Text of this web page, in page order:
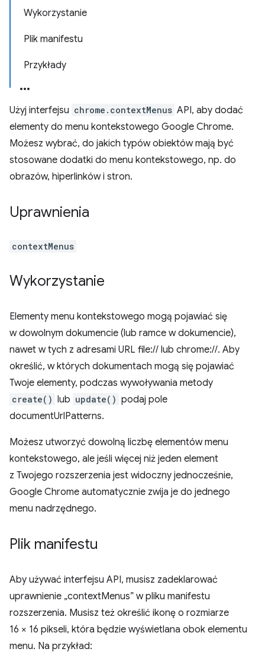
Wykorzystanie
Plik manifestu
Przykłady
Użyj interfejsu chrome.contextMenus API, aby dodać
elementy do menu kontekstowego Google Chrome.
Możesz wybrać, do jakich typów obiektów mają być
stosowane dodatki do menu kontekstowego, np. do
obrazów, hiperlinków i stron.
Uprawnienia
contextMenus
Wykorzystanie
Elementy menu kontekstowego mogą pojawiać się
w dowolnym dokumencie (lub ramce w dokumencie),
nawet w tych z adresami URL file:// lub chrome://. Aby
określić, w których dokumentach mogą się pojawiać
Twoje elementy, podczas wywoływania metody
create() lub update() podaj pole
documentUrlPatterns.
Możesz utworzyć dowolną liczbę elementów menu
kontekstowego, ale jeśli więcej niż jeden element
z Twojego rozszerzenia jest widoczny jednocześnie,
Google Chrome automatycznie zwija je do jednego
menu nadrzędnego.
Plik manifestu
Aby używać interfejsu API, musisz zadeklarować
uprawnienie „contextMenus” w pliku manifestu
rozszerzenia. Musisz też określić ikonę o rozmiarze
16 × 16 pikseli, która będzie wyświetlana obok elementu
menu. Na przykład: